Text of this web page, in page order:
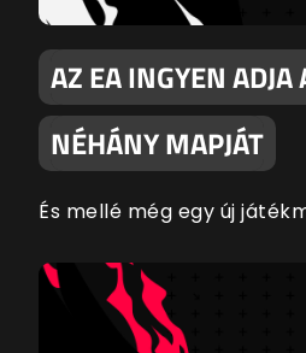
AZ EA INGYEN ADJA
NÉHÁNY MAPJÁT
És mellé még egy új